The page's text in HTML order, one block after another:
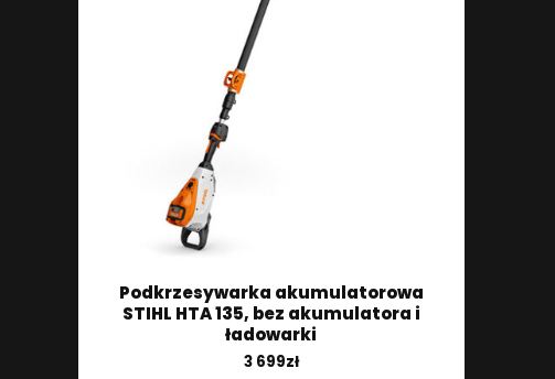
Podkrzesywarka akumulatorowa
STIHL HTA 135, bez akumulatora i
ładowarki
3 699zł